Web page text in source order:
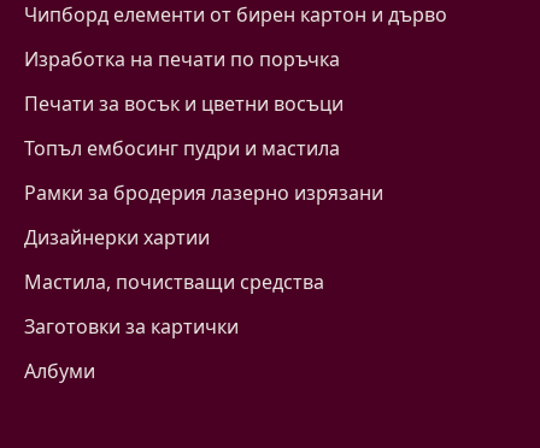
Чипборд елементи от бирен картон и дърво
Изработка на печати по поръчка
Печати за восък и цветни восъци
Топъл ембосинг пудри и мастила
Рамки за бродерия лазерно изрязани
Дизайнерки хартии
Mастила, почистващи средства
Заготовки за картички
Албуми